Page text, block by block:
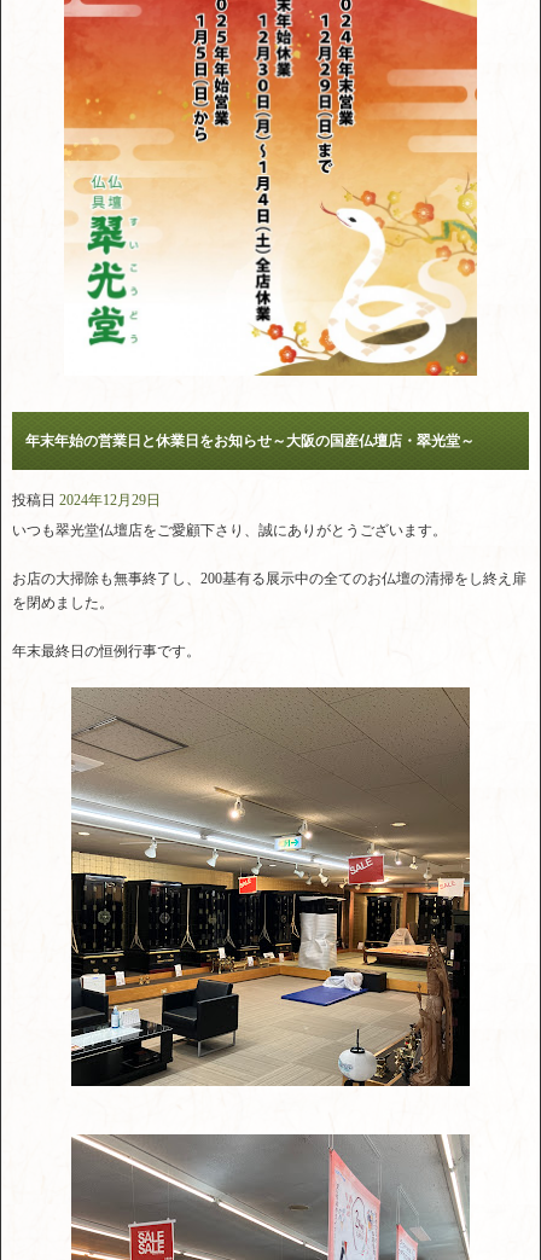
年末年始の営業日と休業日をお知らせ～大阪の国産仏壇店・翠光堂～
投稿日 2024年12月29日
いつも翠光堂仏壇店をご愛顧下さり、誠にありがとうございます。
お店の大掃除も無事終了し、200基有る展示中の全てのお仏壇の清掃をし終え扉
を閉めました。
年末最終日の恒例行事です。